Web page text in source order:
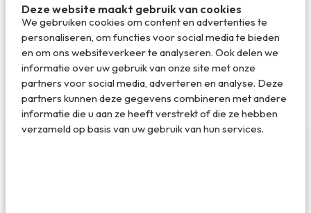
Deze website maakt gebruik van cookies
We gebruiken cookies om content en advertenties te
personaliseren, om functies voor social media te bieden
en om ons websiteverkeer te analyseren. Ook delen we
informatie over uw gebruik van onze site met onze
partners voor social media, adverteren en analyse. Deze
partners kunnen deze gegevens combineren met andere
informatie die u aan ze heeft verstrekt of die ze hebben
verzameld op basis van uw gebruik van hun services.
Deel op WhatsApp